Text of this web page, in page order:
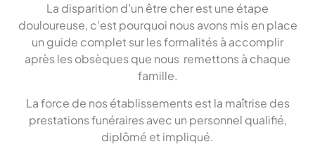
La disparition d’un être cher est une étape
douloureuse, c’est pourquoi nous avons mis en place
un guide complet sur les formalités à accomplir
après les obsèques que nous remettons à chaque
famille.
La force de nos établissements est la maîtrise des
prestations funéraires avec un personnel qualifié,
diplômé et impliqué.